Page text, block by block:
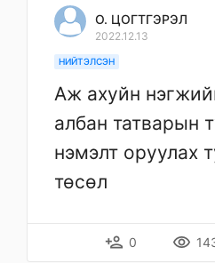
О. ЦОГТГЭРЭЛ
2022.12.13
НИЙТЭЛСЭН
Аж ахуйн
албан татварын
нэмэлт оруулах
төсөл
person_add 0 remove_red_eye